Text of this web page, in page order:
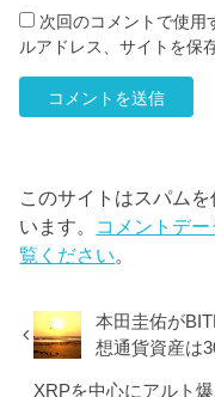
次回のコメントで使用
ルアドレス、サイトを保
このサイトはスパム
います。 コメントデ
覧ください。
本田圭佑が
想通貨資産は
XRPを中心にアルト